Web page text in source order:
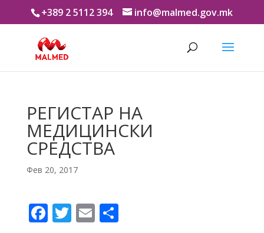
+389 2 5112 394 info@malmed.gov.mk
РЕГИСТАР НА
МЕДИЦИНСКИ
СРЕДСТВА
Фев 20, 2017
F T E S